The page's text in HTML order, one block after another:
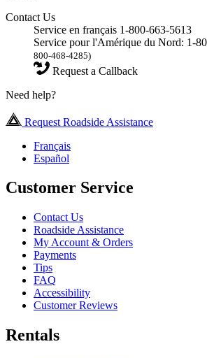
Contact Us
Service en français 1-800-663-5613
Service pour l'Amérique du Nord: 1-
800-468-4285)
Request a Callback
Need help?
Request Roadside Assistance
Français
Español
Customer Service
Contact Us
Roadside Assistance
My Account & Orders
Payments
Tips
FAQ
Accessibility
Customer Reviews
Rentals